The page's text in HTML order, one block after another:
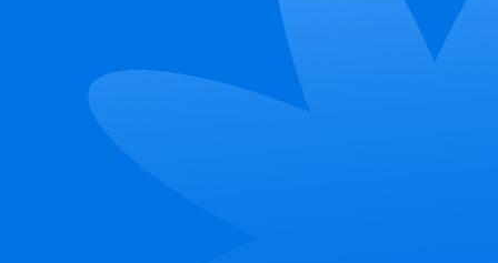
оперативную доставку по всей России,
акции и скидки, которые сделают покупку еще
Дополните джемпер джинсами для стильного
повседневного образа или классической юбкой, чтобы
выглядеть элегантно на празднике. Смело
экспериментируйте, создавая уникальные сочетания,